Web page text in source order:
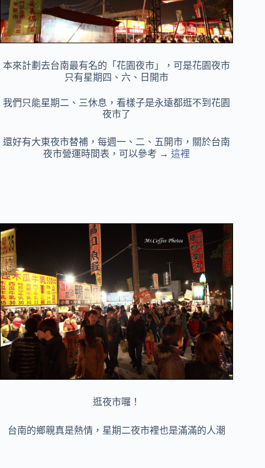
本來計劃去台南最有名的「花園夜市」， 可是花園夜市
只有星期四、六、日開市
我們只能星期二、三休息，看樣子是永遠都逛不到花園
夜市了
還好有大東夜市替補，每週一、二、五開市， 關於台南
夜市營運時間表，可以參考 →這裡
逛夜市囉！
台南的鄉親真是熱情，星期二夜市裡也是滿滿的人潮